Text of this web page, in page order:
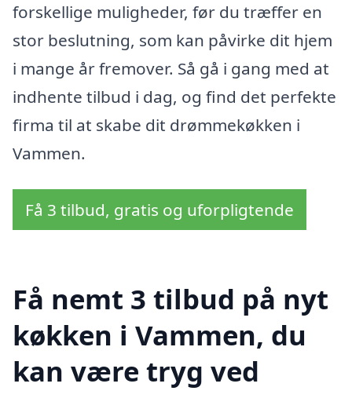
forskellige muligheder, før du træffer en
stor beslutning, som kan påvirke dit hjem
i mange år fremover. Så gå i gang med at
indhente tilbud i dag, og find det perfekte
firma til at skabe dit drømmekøkken i
Vammen.
Få 3 tilbud, gratis og uforpligtende
Få nemt 3 tilbud på nyt
køkken i Vammen, du
kan være tryg ved